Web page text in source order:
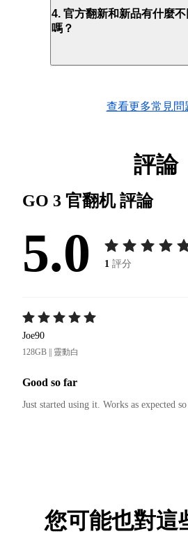
4. 官方翻新和新品有什麼
嗎？
查看更多常見問
評論
GO 3 官翻机評論
5.0 1 評分
Joe90
128GB || 靈動白
Good so far
Just started using it. Works as expected
您可能也對這